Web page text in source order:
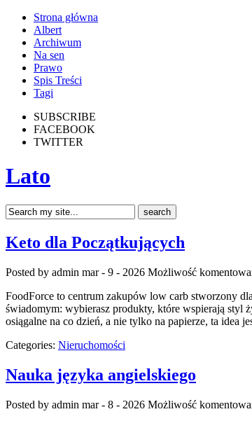
Strona główna
Albert
Archiwum
Na sen
Prawo
Spis Treści
Tagi
SUBSCRIBE
FACEBOOK
TWITTER
Lato
Keto dla Początkujących
Posted by admin mar - 9 - 2026 Możliwość
FoodForce to centrum zakupów low carb stworzony
świadomym: wybierasz produkty, które wspierają styl
osiągalne na co dzień, a nie tylko na papierze, ta idea
Categories: Nieruchomości
Nauka języka angielskiego
Posted by admin mar - 8 - 2026 Możliwość